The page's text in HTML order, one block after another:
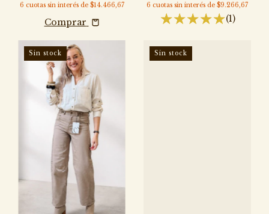
6 cuotas sin interés de $14.466,67
Comprar
6 cuotas sin interés de $9.266,67
(1)
Sin stock Sin stock